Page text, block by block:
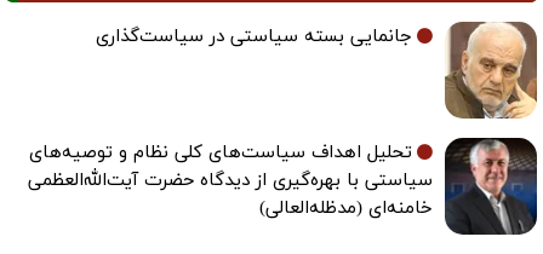
جانمایی بسته سیاستی در سیاست‌گذاری
تحلیل اهداف سیاست‌های کلی نظام و توصیه‌های
سیاستی با بهره‌گیری از دیدگاه حضرت آیت‌الله‌العظمی
خامنه‌ای (مدظله‌العالی)